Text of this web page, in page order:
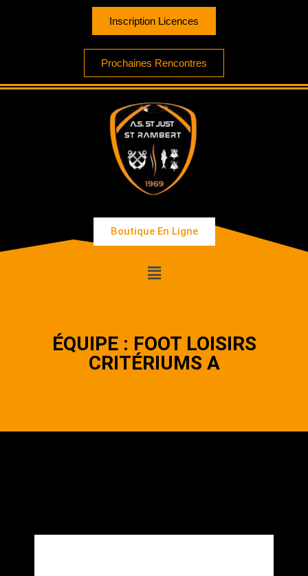
Inscription Licences
Prochaines Rencontres
Boutique En Ligne
ÉQUIPE : FOOT LOISIRS
CRITÉRIUMS A